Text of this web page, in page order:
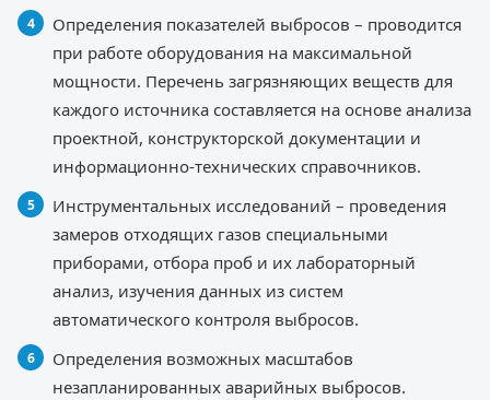
Определения показателей выбросов – проводится
при работе оборудования на максимальной
мощности. Перечень загрязняющих веществ для
каждого источника составляется на основе анализа
проектной, конструкторской документации и
информационно-технических справочников.
Инструментальных исследований – проведения
замеров отходящих газов специальными
приборами, отбора проб и их лабораторный
анализ, изучения данных из систем
автоматического контроля выбросов.
Определения возможных масштабов
незапланированных аварийных выбросов.